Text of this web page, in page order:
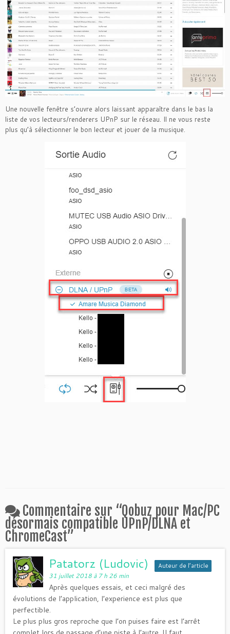
Une nouvelle fenêtre s’ouvre alors laissant apparaître dans le bas la
liste de vos lecteurs/renderers UPnP sur le réseau. Il ne vous reste
plus qu’à sélectionner le bon lecteur et jouer de la musique.
Commentaire sur “Qobuz pour Mac/PC
désormais compatible UPnP/DLNA et
ChromeCast”
Patatorz (Ludovic)
Auteur de l’article
31 juillet 2018 à 7 h 26 min
Après quelques essais, et ceci malgré des
évolutions de l’application, l’experience est plus que
perfectible.
Le plus plus gros reproche que l’on puises faire est l’arrêt